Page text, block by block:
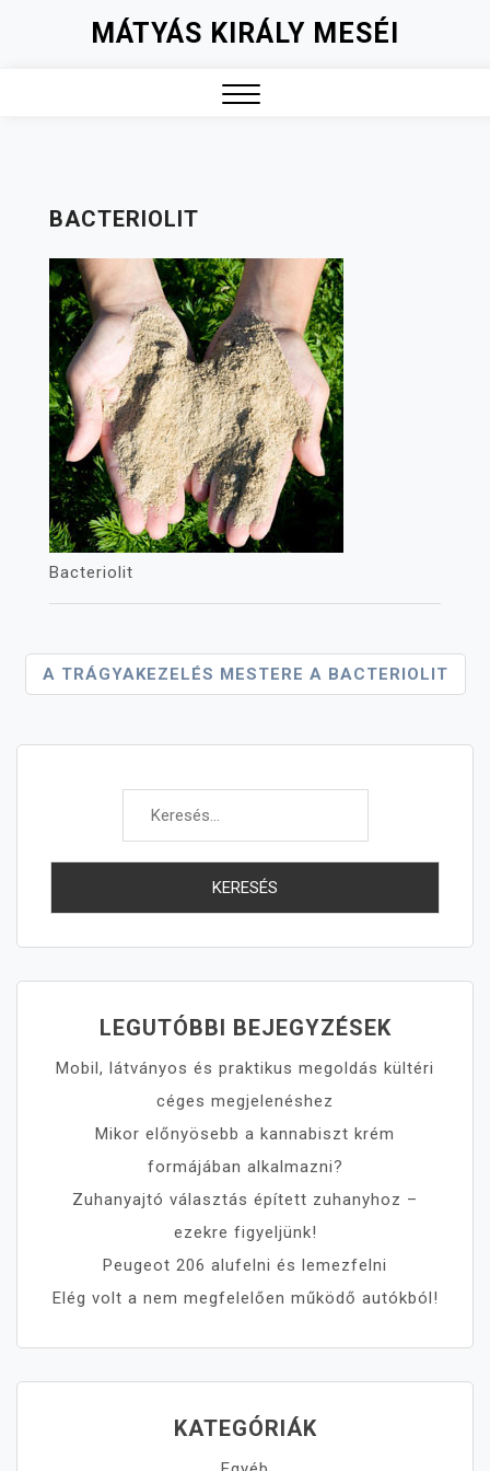
MÁTYÁS KIRÁLY MESÉI
BACTERIOLIT
Bacteriolit
Bejegyzés
A TRÁGYAKEZELÉS MESTERE A BACTERIOLIT
Keresés:
LEGUTÓBBI BEJEGYZÉSEK
Mobil, látványos és praktikus megoldás kültéri
céges megjelenéshez
Mikor előnyösebb a kannabiszt krém
formájában alkalmazni?
Zuhanyajtó választás épített zuhanyhoz –
ezekre figyeljünk!
Peugeot 206 alufelni és lemezfelni
Elég volt a nem megfelelően működő autókból!
KATEGÓRIÁK